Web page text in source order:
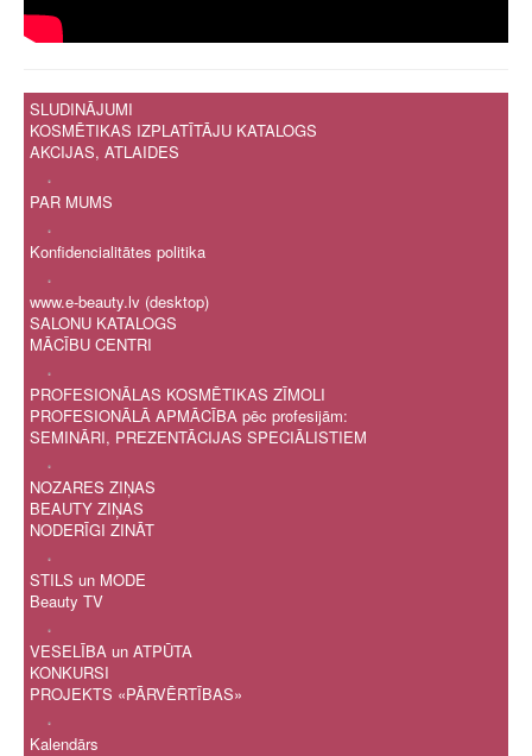
SLUDINĀJUMI
KOSMĒTIKAS IZPLATĪTĀJU KATALOGS
AKCIJAS, ATLAIDES
.
PAR MUMS
.
Konfidencialitātes politika
.
www.e-beauty.lv (desktop)
SALONU KATALOGS
MĀCĪBU CENTRI
.
PROFESIONĀLAS KOSMĒTIKAS ZĪMOLI
PROFESIONĀLĀ APMĀCĪBA pēc profesijām:
SEMINĀRI, PREZENTĀCIJAS SPECIĀLISTIEM
.
NOZARES ZIŅAS
BEAUTY ZIŅAS
NODERĪGI ZINĀT
.
STILS un MODE
Beauty TV
.
VESELĪBA un ATPŪTA
KONKURSI
PROJEKTS «PĀRVĒRTĪBAS»
.
Kalendārs